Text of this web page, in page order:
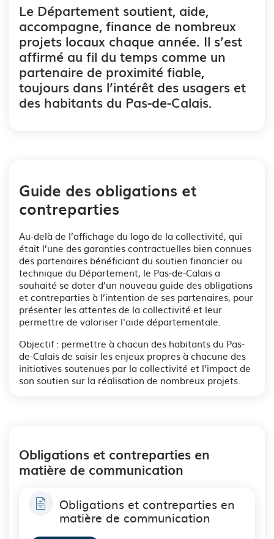
Le Département soutient, aide,
accompagne, finance de nombreux
projets locaux chaque année. Il s’est
affirmé au fil du temps comme un
partenaire de proximité fiable,
toujours dans l’intérêt des usagers et
des habitants du Pas-de-Calais.
Guide des obligations et
contreparties
Au-delà de l’affichage du logo de la collectivité, qui
était l’une des garanties contractuelles bien connues
des partenaires bénéficiant du soutien financier ou
technique du Département, le Pas-de-Calais a
souhaité se doter d'un nouveau guide des obligations
et contreparties à l’intention de ses partenaires, pour
présenter les attentes de la collectivité et leur
permettre de valoriser l'aide départementale.
Objectif : permettre à chacun des habitants du Pas-
de-Calais de saisir les enjeux propres à chacune des
initiatives soutenues par la collectivité et l’impact de
son soutien sur la réalisation de nombreux projets.
Obligations et contreparties en
matière de communication
Obligations et contreparties en
matière de communication